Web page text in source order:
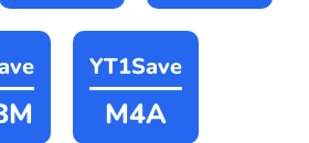
YT1Save
M4A